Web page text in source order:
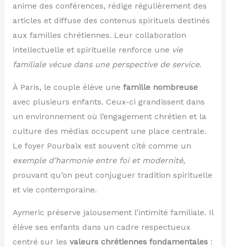
anime des conférences, rédige régulièrement des
articles et diffuse des contenus spirituels destinés
aux familles chrétiennes. Leur collaboration
intellectuelle et spirituelle renforce une vie
familiale vécue dans une perspective de service.
À Paris, le couple élève une famille nombreuse
avec plusieurs enfants. Ceux-ci grandissent dans
un environnement où l’engagement chrétien et la
culture des médias occupent une place centrale.
Le foyer Pourbaix est souvent cité comme un
exemple d’harmonie entre foi et modernité,
prouvant qu’on peut conjuguer tradition spirituelle
et vie contemporaine.
Aymeric préserve jalousement l’intimité familiale. Il
élève ses enfants dans un cadre respectueux
centré sur les valeurs chrétiennes fondamentales: